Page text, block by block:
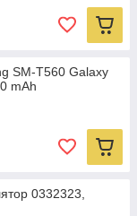
SM-T560 Galaxy
mAh
0332323,